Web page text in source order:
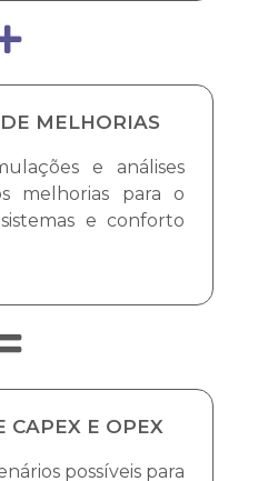
MELHORIAS
e análises
melhorias para o
e conforto
CAPEX E OPEX
possíveis para